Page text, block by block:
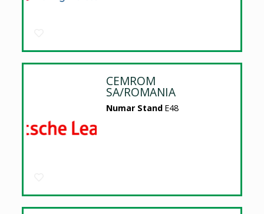
CEMROM
SA/ROMANIA
Numar Stand E48